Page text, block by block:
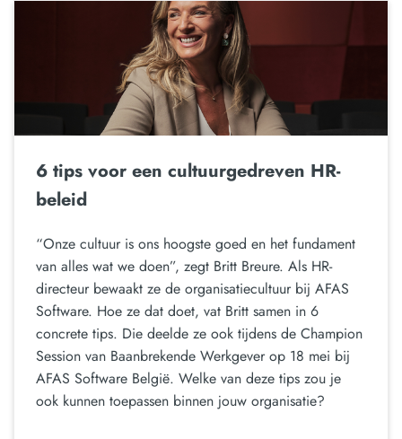
6 tips voor een cultuurgedreven HR-
beleid
“Onze cultuur is ons hoogste goed en het fundament
van alles wat we doen”, zegt Britt Breure. Als HR-
directeur bewaakt ze de organisatiecultuur bij AFAS
Software. Hoe ze dat doet, vat Britt samen in 6
concrete tips. Die deelde ze ook tijdens de Champion
Session van Baanbrekende Werkgever op 18 mei bij
AFAS Software België. Welke van deze tips zou je
ook kunnen toepassen binnen jouw organisatie?